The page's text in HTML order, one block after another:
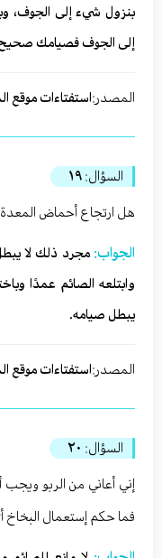
بنزول شيء إلى الجوف،
إلى الجوف فصيامك
المصدر:استفتاءات موقع
السؤال: ١٩
هل ارتجاع أحماض
الجواب:مجرد ذلك لا
وابتلعه الصائم عمدًا
يبطل صيامه.
المصدر:استفتاءات موقع
السؤال: ٢٠
إني أعاني من الربو
فما حكم إستعمال البخاخ